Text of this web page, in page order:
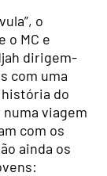
o
e o MC e
dirigem-
com uma
do
viagem
com os
ainda os